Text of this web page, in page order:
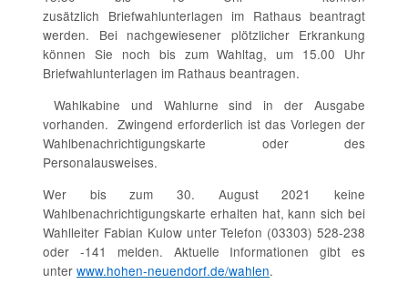
zusätzlich Briefwahlunterlagen im Rathaus beantragt
werden. Bei nachgewiesener plötzlicher Erkrankung
können Sie noch bis zum Wahltag, um 15.00 Uhr
Briefwahlunterlagen im Rathaus beantragen.
Wahlkabine und Wahlurne sind in der Ausgabe
vorhanden. Zwingend erforderlich ist das Vorlegen der
Wahlbenachrichtigungskarte oder des
Personalausweises.
Wer bis zum 30. August 2021 keine
Wahlbenachrichtigungskarte erhalten hat, kann sich bei
Wahlleiter Fabian Kulow unter Telefon (03303) 528-238
oder -141 melden. Aktuelle Informationen gibt es
unter www.hohen-neuendorf.de/wahlen.